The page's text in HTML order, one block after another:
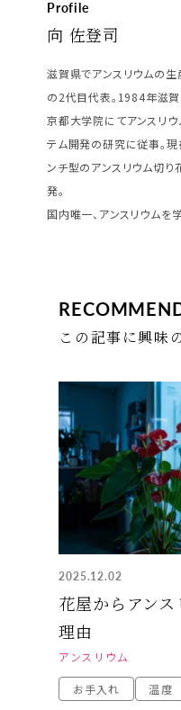
Profile
向 佐登司
滋賀県でアンスリウムの生
の2代目代表。1984年滋賀
京都大学院にてアンスリウ
テム開発の研究に従事。
ンチ型のアンスリウム切り
発。
国内唯一、アンスリウムを
この記事に興味
2025.12.02
花屋からアンス
理由
アンスリウム
お手入れ 温度